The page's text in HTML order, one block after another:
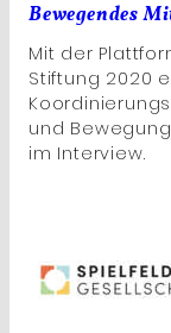
Bewegendes
Mit der
Stiftung 2020
und
im Interview.